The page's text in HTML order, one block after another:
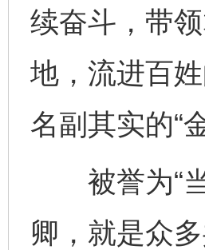
续奋斗，带
地，流进百
名副其实的“
被誉为“当
卿，就是众